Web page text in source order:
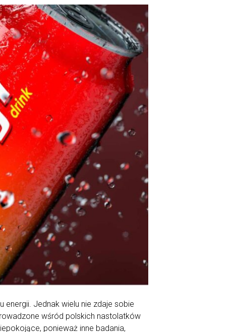
Jednak wielu nie zdaje sobie
wśród polskich nastolatków
ponieważ inne badania,